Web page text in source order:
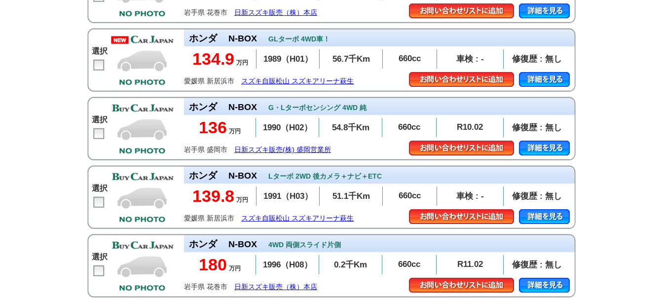
岩手県 花巻市 日新スズキ販売（株）本店
選択
ホンダ N-BOX GLターボ 4WD車！
134.9 万円 1989（H01） 56.7千Km 660cc 車検 : - 修復歴 : 無し
愛媛県 新居浜市 スズキ自販松山 スズキアリーナ萩生
選択
ホンダ N-BOX G・Lターボセンシング 4WD 純
136 万円 1990（H02） 54.8千Km 660cc R10.02 修復歴 : 無し
岩手県 盛岡市 日新スズキ販売(株) 盛岡営業所
選択
ホンダ N-BOX Lターボ 2WD 後カメラ＋ナビ＋ETC
139.8 万円 1991（H03） 51.1千Km 660cc 車検 : - 修復歴 : 無し
愛媛県 新居浜市 スズキ自販松山 スズキアリーナ萩生
選択
ホンダ N-BOX 4WD 両側スライド片側
180 万円 1996（H08） 0.2千Km 660cc R11.02 修復歴 : 無し
岩手県 花巻市 日新スズキ販売（株）本店